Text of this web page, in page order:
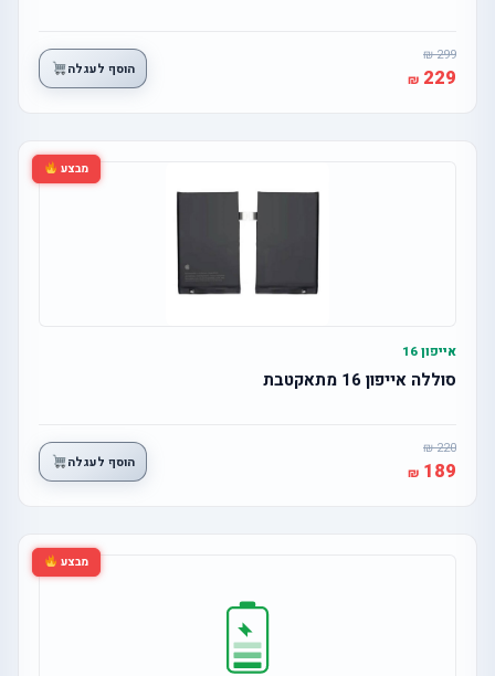
299
229 הוסף לעגלה
מבצע
אייפון 16
סוללה אייפון 16 מתאקטבת
220
189 הוסף לעגלה
מבצע